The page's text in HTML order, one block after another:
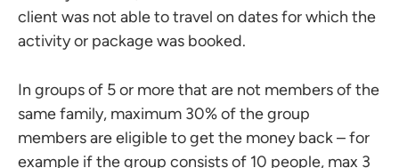
client was not able to travel on dates for which the
activity or package was booked.
In groups of 5 or more that are not members of the
same family, maximum 30% of the group
members are eligible to get the money back – for
example if the group consists of 10 people, max 3